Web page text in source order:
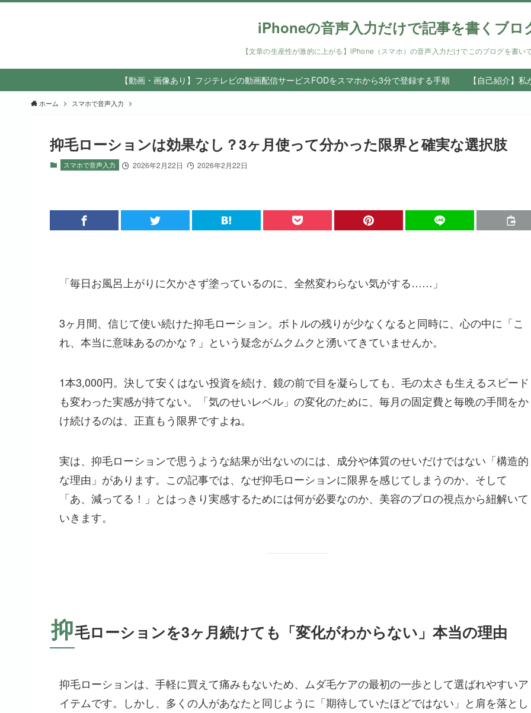
iPhoneの音声入力だけで記事を書くブロ
【文章の生産性が激的に上がる】iPhone（スマホ）の音声入力だけでこのブログを書い
【動画・画像あり】フジテレビの動画配信サービスFODをスマホから3分で登録する手順 【自己紹介】
ホーム スマホで音声入力
抑毛ローションは効果なし？3ヶ月使って分かった限界と確実な選択肢
スマホで音声入力 2026年2月22日 2026年2月22日
「毎日お風呂上がりに欠かさず塗っているのに、全然変わらない気がする……」
3ヶ月間、信じて使い続けた抑毛ローション。ボトルの残りが少なくなると同時に、心の中に「こ
れ、本当に意味あるのかな？」という疑念がムクムクと湧いてきていませんか。
1本3,000円。決して安くはない投資を続け、鏡の前で目を凝らしても、毛の太さも生えるスピード
も変わった実感が持てない。「気のせいレベル」の変化のために、毎月の固定費と毎晩の手間をか
け続けるのは、正直もう限界ですよね。
実は、抑毛ローションで思うような結果が出ないのには、成分や体質のせいだけではない「構造的
な理由」があります。この記事では、なぜ抑毛ローションに限界を感じてしまうのか、そして
「あ、減ってる！」とはっきり実感するためには何が必要なのか、美容のプロの視点から紐解いて
いきます。
抑毛ローションを3ヶ月続けても「変化がわからない」本当の理由
抑毛ローションは、手軽に買えて痛みもないため、ムダ毛ケアの最初の一歩として選ばれやすいア
イテムです。しかし、多くの人があなたと同じように「期待していたほどではない」と肩を落とし